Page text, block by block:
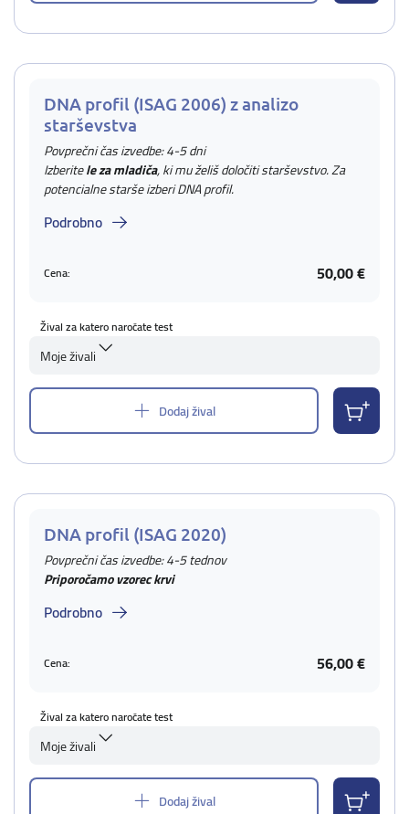
DNA profil (ISAG 2006) z analizo
starševstva
Povprečni čas izvedbe: 4-5 dni
Izberitele za mladiča, ki mu želiš določiti starševstvo. Za
potencialne starše izberi DNA profil.
Podrobno
Cena: 50,00 €
Žival za katero naročate test
Moje živali
Dodaj žival
DNA profil (ISAG 2020)
Povprečni čas izvedbe: 4-5 tednov
Priporočamo vzorec krvi
Podrobno
Cena: 56,00 €
Žival za katero naročate test
Moje živali
Dodaj žival